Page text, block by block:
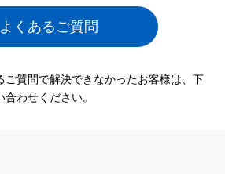
よくあるご質問
ご質問で解決できなかったお客様は、下
わせください。